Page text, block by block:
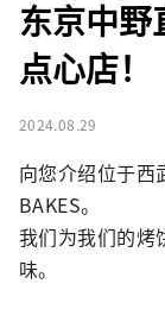
东京中
点心店
2024.08.29
向您介绍位于西
BAKES。
我们为我们的烤
味。